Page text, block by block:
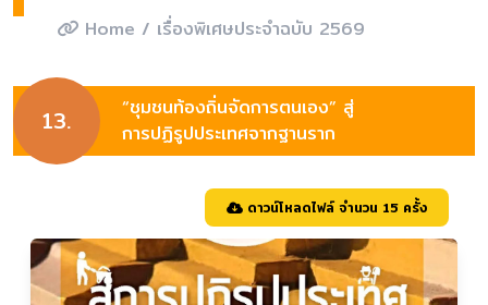
Home / เรื่องพิเศษประจำฉบับ 2569
13.
“ชุมชนท้องถิ่นจัดการตนเอง” สู่
การปฏิรูปประเทศจากฐานราก
ดาวน์โหลดไฟล์ จำนวน 15 ครั้ง